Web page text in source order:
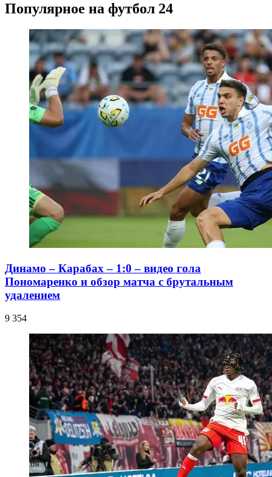
Популярное на футбол 24
Динамо – Карабах – 1:0 – видео гола
Пономаренко и обзор матча с брутальным
удалением
9 354